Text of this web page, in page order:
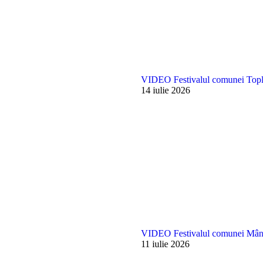
VIDEO Festivalul comunei
14 iulie 2026
VIDEO Festivalul comunei
11 iulie 2026